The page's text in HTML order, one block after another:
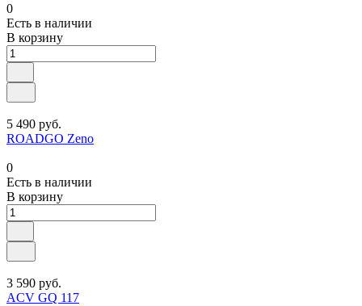
0
Есть в наличии
В корзину
5 490 руб.
ROADGO Zeno
0
Есть в наличии
В корзину
3 590 руб.
ACV GQ 117